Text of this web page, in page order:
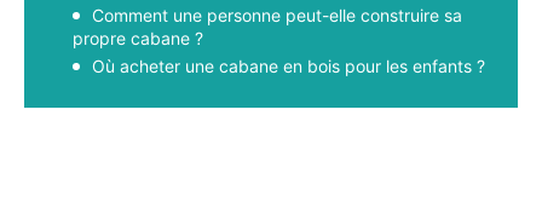
Comment une personne peut-elle construire sa
propre cabane ?
Où acheter une cabane en bois pour les enfants ?